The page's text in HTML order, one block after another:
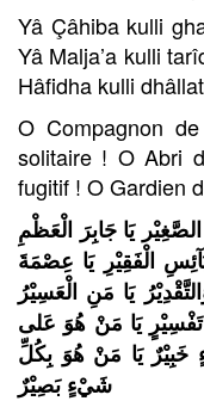
Yâ Çâhiba kulli
Yâ Malja’a kulli
Hâfidha kulli
O Compagnon
solitaire ! O Abri
fugitif ! O Gardien
يَا جَابِرَ الْعَظْمِ
الْفَقِيْرِ يَا عِصْمَةَ
يَا مَنِ الْعَسِيْرُ
يَا مَنْ هُوَ عَلى
يَا مَنْ هُوَ بِكُلِّ
شَيْءٍ بَصِيْرٌ